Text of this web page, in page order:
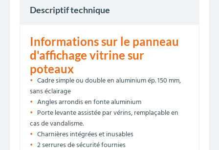
Descriptif technique
Informations sur le panneau
d'affichage vitrine sur
poteaux
Cadre simple ou double en aluminium ép. 150 mm,
sans éclairage
Angles arrondis en fonte aluminium
Porte levante assistée par vérins, remplaçable en
cas de vandalisme.
Charnières intégrées et inusables
2 serrures de sécurité fournies